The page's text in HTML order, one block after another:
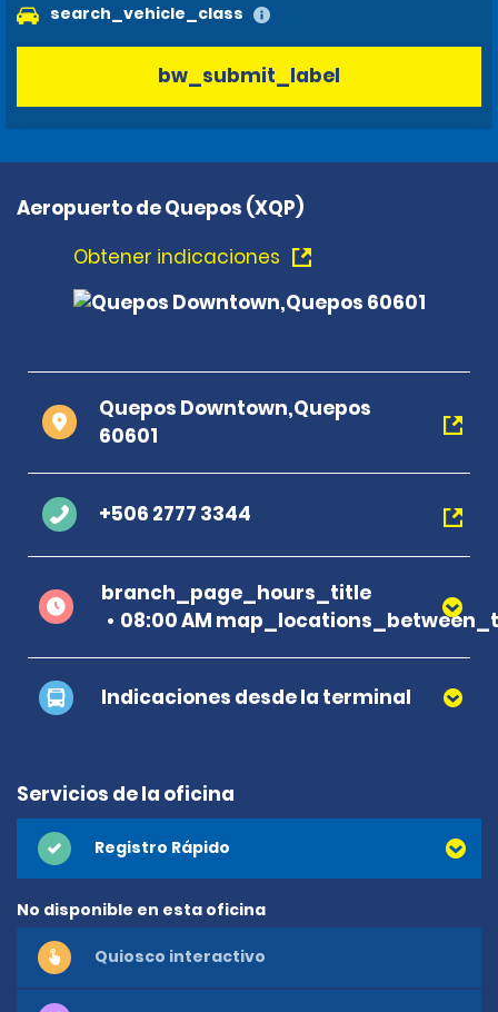
search_vehicle_class
bw_submit_label
Aeropuerto de Quepos (XQP)
Obtener indicaciones
Quepos Downtown,Quepos
60601
+506 2777 3344
branch_page_hours_title
08:00 AM
Indicaciones desde la terminal
Servicios de la oficina
Registro Rápido
No disponible en esta oficina
Quiosco interactivo